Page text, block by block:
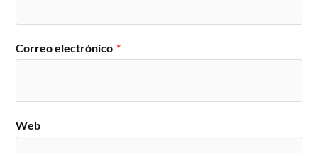
Correo electrónico *
Web